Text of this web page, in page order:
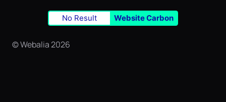
No Result Website Carbon
© Webalia 2026